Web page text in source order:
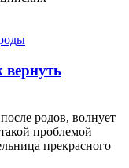
вернуть
родов, волнует
проблемой
прекрасного